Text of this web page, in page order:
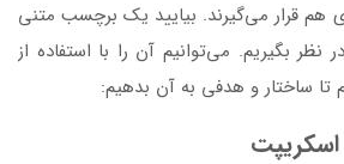
هم قرار می‌گیرند. بیایید یک برچسب متنی
نظر بگیریم. می‌توانیم آن را با استفاده از